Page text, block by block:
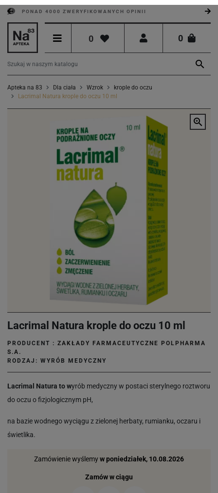
PONAD 4000 ZWERYFIKOWANYCH OPINII
0 0

Apteka na 83 Dla ciała Wzrok
krople do oczu
Lacrimal Natura krople do oczu 10 ml

Lacrimal Natura krople do oczu 10 ml
PRODUCENT : ZAKŁADY FARMACEUTYCZNE POLPHARMA
S.A.
RODZAJ: WYRÓB MEDYCZNY
Lacrimal Natura to wyrób medyczny w postaci sterylnego roztworu
do oczu o fizjologicznym pH,
na bazie wodnego wyciągu z zielonej herbaty, rumianku, oczaru i
świetlika.
Zamówienie wyślemyw poniedziałek, 10.08.2026
Zamów w ciągu